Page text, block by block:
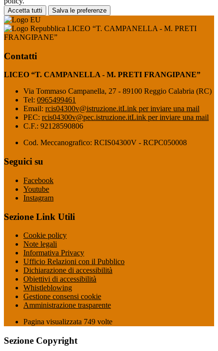
Accetta tutti Salva le preferenze
LICEO “T. CAMPANELLA - M. PRETI
FRANGIPANE”
Contatti
LICEO “T. CAMPANELLA - M. PRETI FRANGIPANE”
Via Tommaso Campanella, 27 - 89100 Reggio Calabria (RC)
Tel: 0965499461
Email: rcis04300v@istruzione.itLink per inviare una mail
PEC: rcis04300v@pec.istruzione.itLink per inviare una mail
C.F.: 92128590806
Cod. Meccanografico: RCIS04300V - RCPC050008
Seguici su
Facebook
Youtube
Instagram
Sezione Link Utili
Cookie policy
Note legali
Informativa Privacy
Ufficio Relazioni con il Pubblico
Dichiarazione di accessibilità
Obiettivi di accessibilità
Whistleblowing
Gestione consensi cookie
Amministrazione trasparente
Pagina visualizzata 749 volte
Sezione Copyright